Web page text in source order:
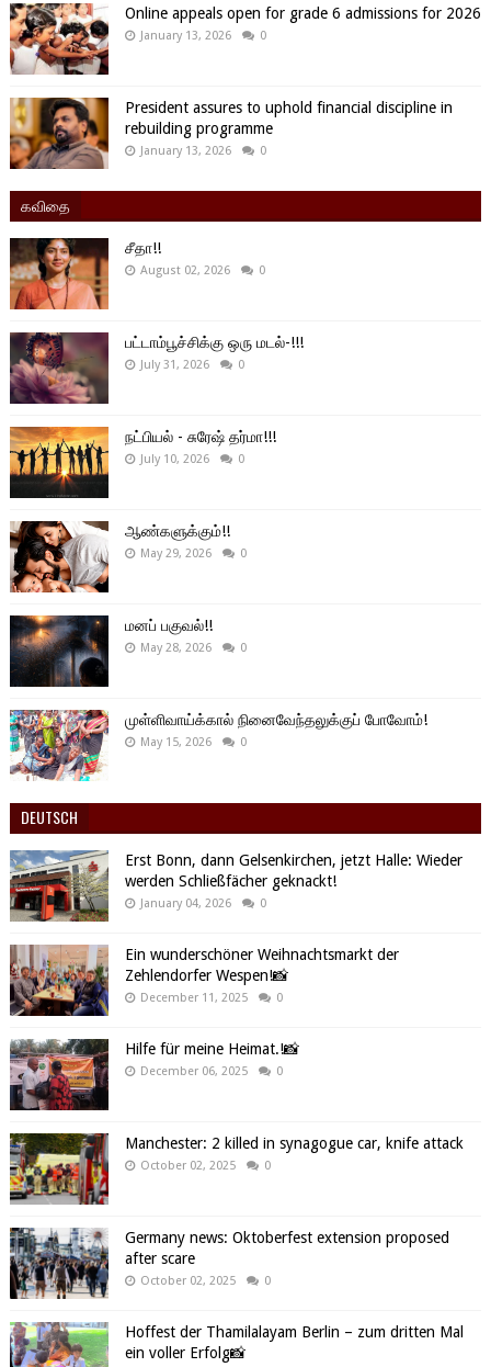
Online appeals open for grade 6 admissions for 2026
January 13, 2026 0
President assures to uphold financial discipline in
rebuilding programme
January 13, 2026 0
கவிதை
சீதா!!
August 02, 2026 0
பட்டாம்பூச்சிக்கு ஒரு மடல்-!!!
July 31, 2026 0
நட்பியல் - சுரேஷ் தர்மா!!!
July 10, 2026 0
ஆண்களுக்கும்!!
May 29, 2026 0
மனப் பகுவல்!!
May 28, 2026 0
முள்ளிவாய்க்கால் நினைவேந்தலுக்குப் போவோம்!
May 15, 2026 0
DEUTSCH
Erst Bonn, dann Gelsenkirchen, jetzt Halle: Wieder
werden Schließfächer geknackt!
January 04, 2026 0
Ein wunderschöner Weihnachtsmarkt der
Zehlendorfer Wespen!📸
December 11, 2025 0
Hilfe für meine Heimat.!📸
December 06, 2025 0
Manchester: 2 killed in synagogue car, knife attack
October 02, 2025 0
Germany news: Oktoberfest extension proposed
after scare
October 02, 2025 0
Hoffest der Thamilalayam Berlin – zum dritten Mal
ein voller Erfolg📸